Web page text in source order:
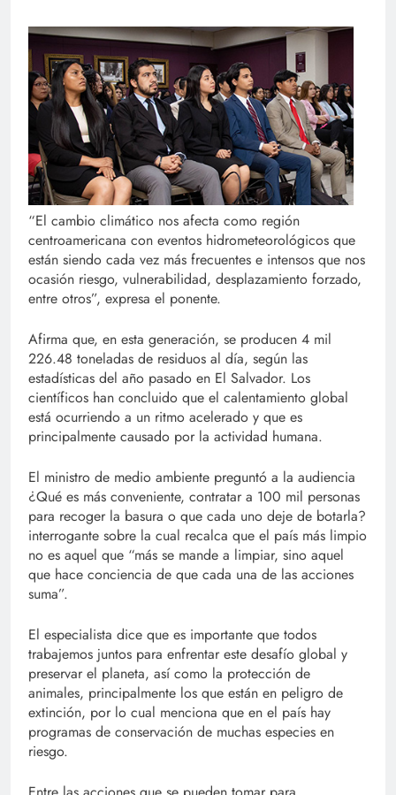
“El cambio climático nos afecta como región
centroamericana con eventos hidrometeorológicos que
están siendo cada vez más frecuentes e intensos que nos
ocasión riesgo, vulnerabilidad, desplazamiento forzado,
entre otros”, expresa el ponente.
Afirma que, en esta generación, se producen 4 mil
226.48 toneladas de residuos al día, según las
estadísticas del año pasado en El Salvador. Los
científicos han concluido que el calentamiento global
está ocurriendo a un ritmo acelerado y que es
principalmente causado por la actividad humana.
El ministro de medio ambiente preguntó a la audiencia
¿Qué es más conveniente, contratar a 100 mil personas
para recoger la basura o que cada uno deje de botarla?
interrogante sobre la cual recalca que el país más limpio
no es aquel que “más se mande a limpiar, sino aquel
que hace conciencia de que cada una de las acciones
suma”.
El especialista dice que es importante que todos
trabajemos juntos para enfrentar este desafío global y
preservar el planeta, así como la protección de
animales, principalmente los que están en peligro de
extinción, por lo cual menciona que en el país hay
programas de conservación de muchas especies en
riesgo.